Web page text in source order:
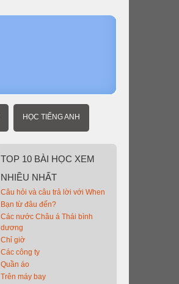
HỌC TIẾNG ANH
TOP 10 BÀI HỌC XEM
NHIỀU NHẤT
Câu hỏi và câu trả lời với When
Bạn từ đâu đến?
Các nước Châu á Thái bình
dương
Chỉ giờ
Các công ty
Quần áo
Trên máy bay